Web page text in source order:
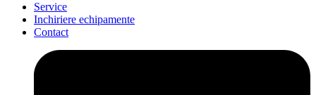
Service
Inchiriere echipamente
Contact